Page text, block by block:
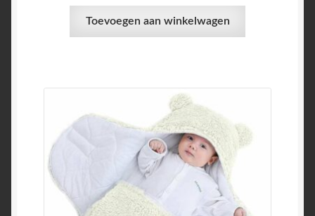
Toevoegen aan winkelwagen